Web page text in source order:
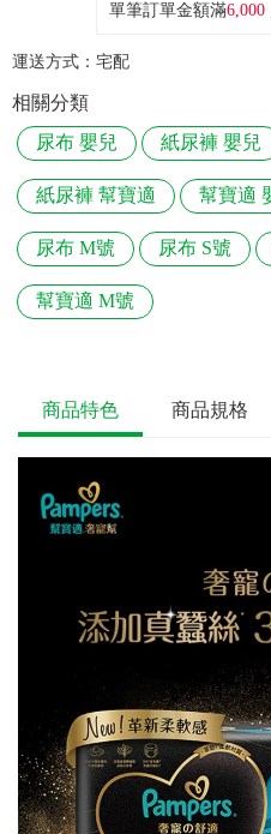
單筆訂單金額滿6,000
運送方式： 宅配
相關分類
尿布 嬰兒
紙尿褲 嬰兒
紙尿褲 幫寶適 幫寶適
尿布 M號 尿布 S號
幫寶適 M號
商品特色 商品規格